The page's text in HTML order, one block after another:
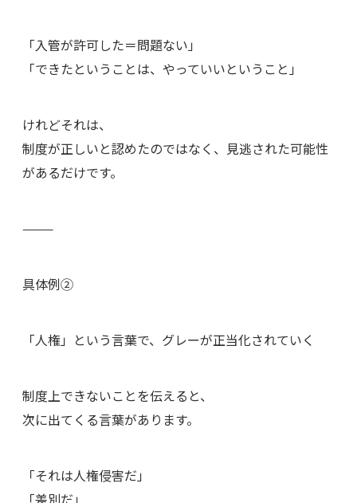
「入管が許可した＝問題ない」
「できたということは、やっていいということ」
けれどそれは、
制度が正しいと認めたのではなく、見逃された可能性
があるだけです。
⸻
具体例②
「人権」という言葉で、グレーが正当化されていく
制度上できないことを伝えると、
次に出てくる言葉があります。
「それは人権侵害だ」